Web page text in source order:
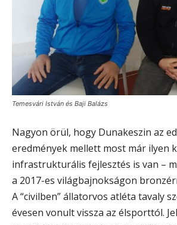
Temesvári István és Baji Balázs
Nagyon örül, hogy Dunakeszin az
eredmények mellett most már ilyen
infrastrukturális fejlesztés is van –
a 2017-es világbajnokságon
A “civilben” állatorvos atléta tavaly
évesen vonult vissza az élsporttól.